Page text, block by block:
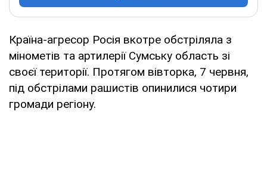
Країна-агресор Росія вкотре обстріляла з
мінометів та артилерії Сумську область зі
своєї території. Протягом вівторка, 7 червня,
під обстрілами рашистів опинилися чотири
громади регіону.